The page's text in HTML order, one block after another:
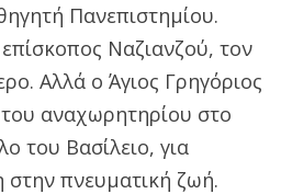
Πανεπιστημίου.
Ναζιανζού, τον
Αλλά ο Άγιος Γρηγόριος
αναχωρητηρίου στο
του Βασίλειο, για
πνευματική ζωή.